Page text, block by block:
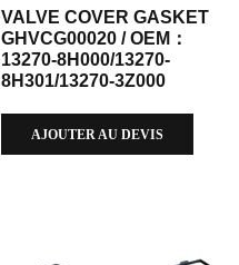
VALVE COVER GASKET
GHVCG00020 / OEM：
13270-8H000/13270-
8H301/13270-3Z000
AJOUTER AU DEVIS